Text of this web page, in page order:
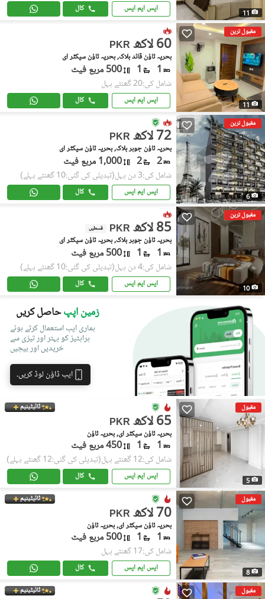
11 ایس ایم ایس کال
مقبول ترین
11
PKR 60 لاکھ
بحریہ ٹاؤن قائد بلاک, بحریہ ٹاؤن سیکٹر ای
1
1 500 مربع فیٹ
شامل کی:20 گھنٹے پہل
ایس ایم ایس کال
مقبول ترین
6
PKR 72 لاکھ
بحریہ ٹاؤن جوہر بلاک, بحریہ ٹاؤن سیکٹر ای
2
2 1,000 مربع فیٹ
شامل کی:3 دن پہل (تبدیلی کی گئی:10 گھنٹے پہلے)
ایس ایم ایس کال
مقبول ترین
10
PKR 85 لاکھ قسطیں
بحریہ ٹاؤن جوہر بلاک, بحریہ ٹاؤن سیکٹر ای
1
1 500 مربع فیٹ
شامل کی:4 دن پہل (تبدیلی کی گئی:10 گھنٹے پہلے)
ایس ایم ایس کال
زمین اپپحاصل کریں
ہماری ایپ استعمال کرتے ہوئے
پراپٹیز کو بہتر اور تیزی سے
خریدیں اور بیچیں
ایپ ڈاؤن لوڈ کریں۔
مقبول
5
ٹائیٹینیم
PKR 65 لاکھ
بحریہ ٹاؤن سیکٹر ای, بحریہ ٹاؤن
1
1 450 مربع فیٹ
شامل کی:12 گھنٹے پہل (تبدیلی کی گئی:12 گھنٹے پہلے)
ایس ایم ایس کال
مقبول
8
ٹائیٹینیم
PKR 70 لاکھ
بحریہ ٹاؤن سیکٹر ای, بحریہ ٹاؤن
1
1 500 مربع فیٹ
شامل کی:17 گھنٹے پہل
ایس ایم ایس کال
مقبول ٹائیٹینیم